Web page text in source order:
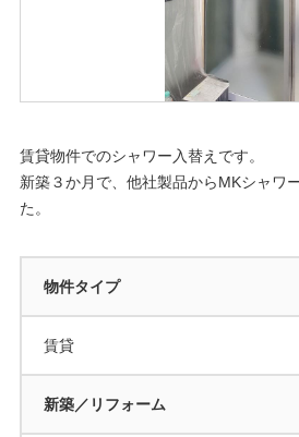
賃貸物件でのシャワー入替えです。
新築３か月で、他社製品からMKシャワ
た。
物件タイプ
賃貸
新築／リフォーム